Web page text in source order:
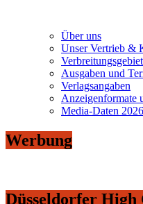
Über uns
Unser Vertrieb &
Verbreitungsgebiet
Ausgaben und
Verlagsangaben
Anzeigenformate
Media-Daten 2026
Werbung
Düsseldorfer High